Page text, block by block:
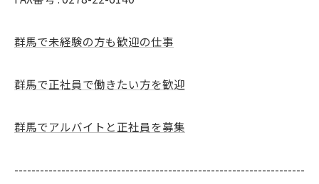
群馬で未経験の方も歓迎の仕事
群馬で正社員で働きたい方を歓迎
群馬でアルバイトと正社員を募集
--------------------------------------------------------------------